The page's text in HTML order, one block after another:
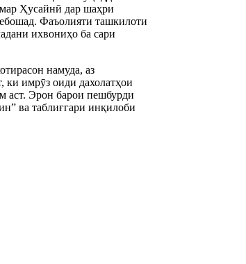
Ҳусайнӣ дар шаҳри
Фаъолияти ташкилоти
ихвониҳо ба сари
намуда, аз
ки имрӯз оиди дахолатҳои
аст. Эрон барои пешбурди
ва таблиғгари инқилоби